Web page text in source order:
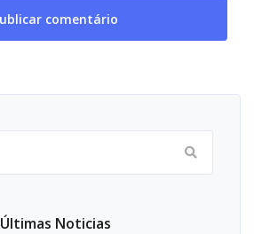
Últimas Noticias